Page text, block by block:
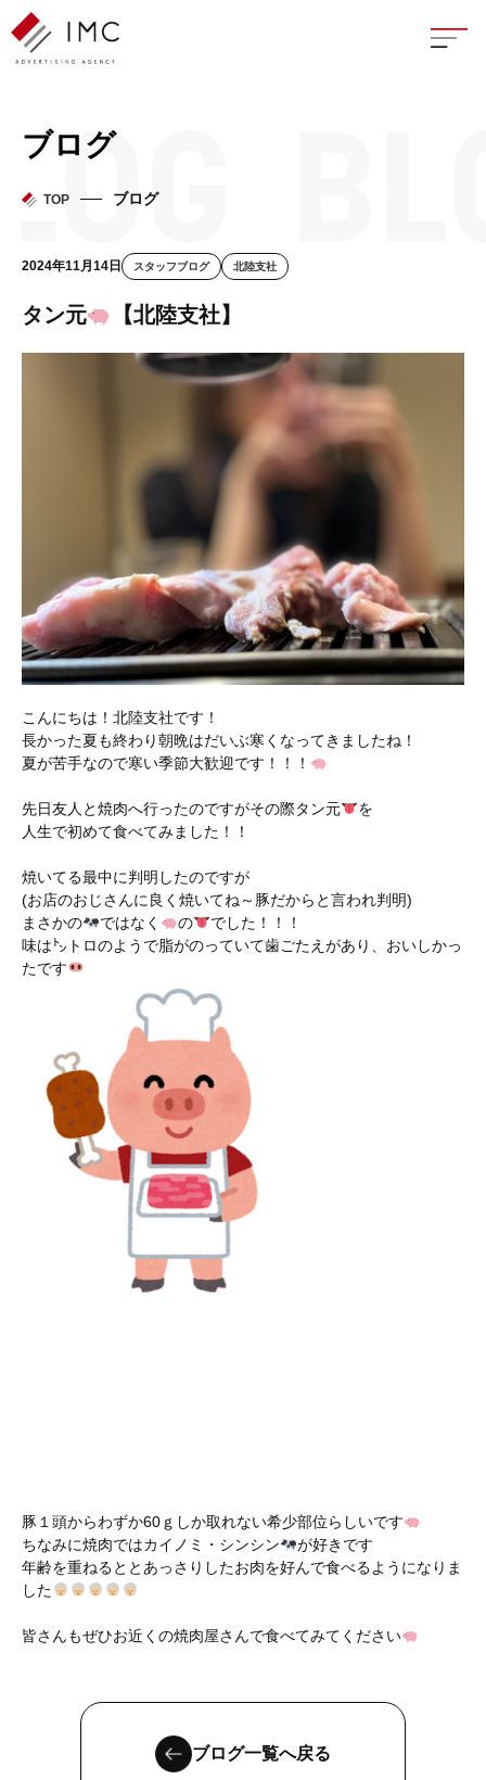
座談
ブログ
TOP ブログ
2024年11月14日 スタッフブログ 北陸支社
タン元 【北陸支社】
こんにちは！北陸支社です！
長かった夏も終わり朝晩はだいぶ寒くなってきましたね！
夏が苦手なので寒い季節大歓迎です！！！
先日友人と焼肉へ行ったのですがその際タン元
を
人生で初めて食べてみました！！
焼いてる最中に判明したのですが
(お店のおじさんに良く焼いてね～豚だからと言われ判明)
まさかの
ではなく の
でした！！！
味は㌧トロのようで脂がのっていて歯ごたえがあり、おいしかっ
たです
豚１頭からわずか60ｇしか取れない希少部位らしいです
ちなみに焼肉ではカイノミ・シンシン
が好きです
年齢を重ねるととあっさりしたお肉を好んで食べるようになりま
した
皆さんもぜひお近くの焼肉屋さんで食べてみてください
ブログ一覧へ戻る